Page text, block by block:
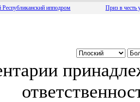
Pеспубликaнский ипподpом Приз в честь